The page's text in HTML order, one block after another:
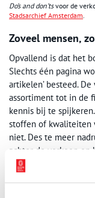
Do’s and don’tsvoor de
Stadsarchief Amsterdam
Zoveel mensen,
Opvallend is dat het
Slechts één pagina
artikelen’ besteed.
assortiment tot in de
kennis bij te
stoffen of kwaliteiten
niet. Des te meer
achter de verkoop en
Hoewel de